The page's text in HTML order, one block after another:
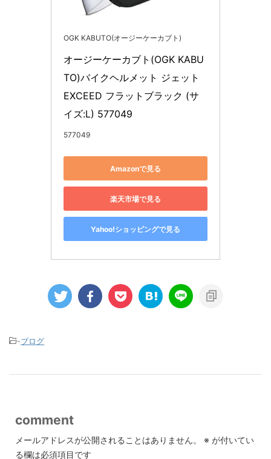
OGK KABUTO(オージーケーカブト)
オージーケーカブト(OGK KABU
TO)バイクヘルメット ジェット
EXCEED フラットブラック (サ
イズ:L) 577049
577049
Amazonで見る
楽天市場で見る
Yahoo!ショッピングで見る
-ブログ
comment
メールアドレスが公開されることはありません。 ※ が付いてい
る欄は必須項目です